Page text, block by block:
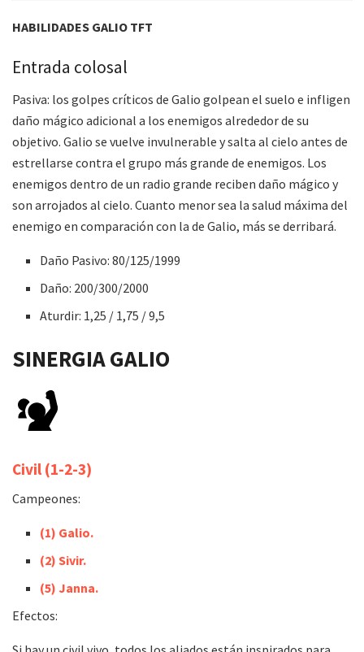
HABILIDADES GALIO TFT
Entrada colosal
Pasiva: los golpes críticos de Galio golpean el suelo e infligen
daño mágico adicional a los enemigos alrededor de su
objetivo. Galio se vuelve invulnerable y salta al cielo antes de
estrellarse contra el grupo más grande de enemigos. Los
enemigos dentro de un radio grande reciben daño mágico y
son arrojados al cielo. Cuanto menor sea la salud máxima del
enemigo en comparación con la de Galio, más se derribará.
Daño Pasivo: 80/125/1999
Daño: 200/300/2000
Aturdir: 1,25 / 1,75 / 9,5
SINERGIAGALIO
Civil (1-2-3)
Campeones:
(1) Galio.
(2) Sivir.
(5) Janna.
Efectos: